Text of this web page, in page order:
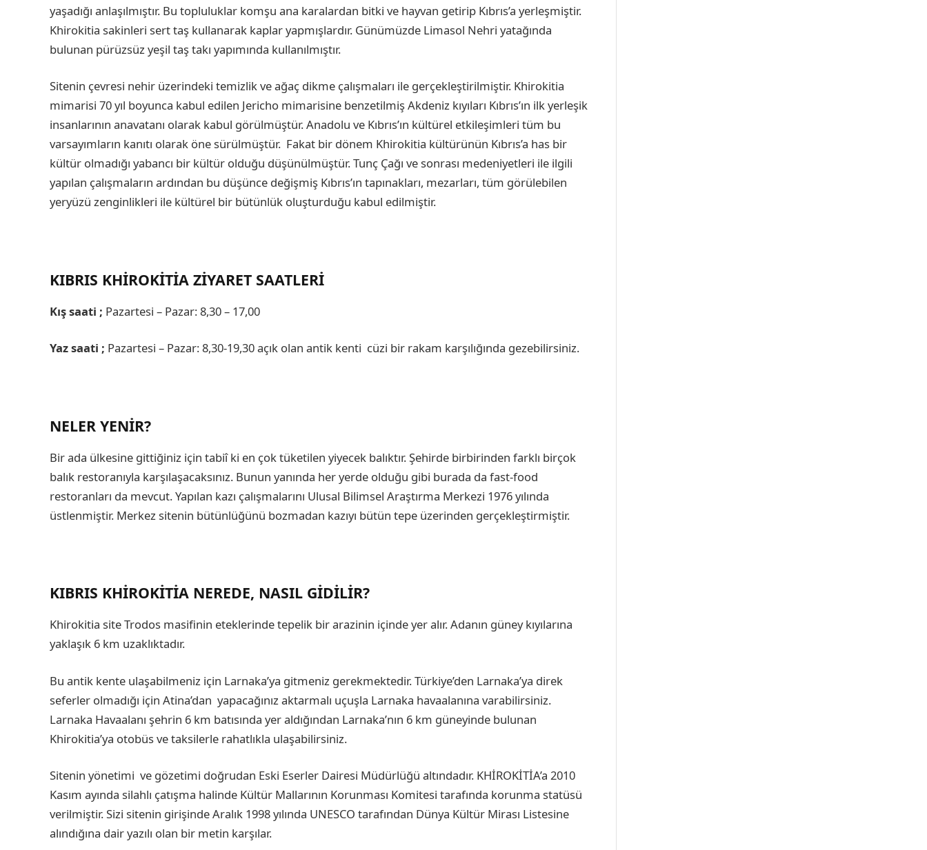
yaşadığı anlaşılmıştır. Bu topluluklar komşu ana karalardan bitki ve hayvan getirip Kıbrıs’a yerleşmiştir.
Khirokitia sakinleri sert taş kullanarak kaplar yapmışlardır. Günümüzde Limasol Nehri yatağında
bulunan pürüzsüz yeşil taş takı yapımında kullanılmıştır.
Sitenin çevresi nehir üzerindeki temizlik ve ağaç dikme çalışmaları ile gerçekleştirilmiştir. Khirokitia
mimarisi 70 yıl boyunca kabul edilen Jericho mimarisine benzetilmiş Akdeniz kıyıları Kıbrıs’ın ilk yerleşik
insanlarının anavatanı olarak kabul görülmüştür. Anadolu ve Kıbrıs’ın kültürel etkileşimleri tüm bu
varsayımların kanıtı olarak öne sürülmüştür. Fakat bir dönem Khirokitia kültürünün Kıbrıs’a has bir
kültür olmadığı yabancı bir kültür olduğu düşünülmüştür. Tunç Çağı ve sonrası medeniyetleri ile ilgili
yapılan çalışmaların ardından bu düşünce değişmiş Kıbrıs’ın tapınakları, mezarları, tüm görülebilen
yeryüzü zenginlikleri ile kültürel bir bütünlük oluşturduğu kabul edilmiştir.
KIBRIS KHIROKITIA ZIYARET SAATLERI
Kış saati ; Pazartesi – Pazar: 8,30 – 17,00
Yaz saati ; Pazartesi – Pazar: 8,30-19,30 açık olan antik kenti cüzi bir rakam karşılığında gezebilirsiniz.
NELER YENIR?
Bir ada ülkesine gittiğiniz için tabiî ki en çok tüketilen yiyecek balıktır. Şehirde birbirinden farklı birçok
balık restoranıyla karşılaşacaksınız. Bunun yanında her yerde olduğu gibi burada da fast-food
restoranları da mevcut. Yapılan kazı çalışmalarını Ulusal Bilimsel Araştırma Merkezi 1976 yılında
üstlenmiştir. Merkez sitenin bütünlüğünü bozmadan kazıyı bütün tepe üzerinden gerçekleştirmiştir.
KIBRIS KHIROKITIA NEREDE, NASIL GIDILIR?
Khirokitia site Trodos masifinin eteklerinde tepelik bir arazinin içinde yer alır. Adanın güney kıyılarına
yaklaşık 6 km uzaklıktadır.
Bu antik kente ulaşabilmeniz için Larnaka’ya gitmeniz gerekmektedir. Türkiye’den Larnaka’ya direk
seferler olmadığı için Atina’dan yapacağınız aktarmalı uçuşla Larnaka havaalanına varabilirsiniz.
Larnaka Havaalanı şehrin 6 km batısında yer aldığından Larnaka’nın 6 km güneyinde bulunan
Khirokitia’ya otobüs ve taksilerle rahatlıkla ulaşabilirsiniz.
Sitenin yönetimi ve gözetimi doğrudan Eski Eserler Dairesi Müdürlüğü altındadır. KHİROKİTİA’a 2010
Kasım ayında silahlı çatışma halinde Kültür Mallarının Korunması Komitesi tarafında korunma statüsü
verilmiştir. Sizi sitenin girişinde Aralık 1998 yılında UNESCO tarafından Dünya Kültür Mirası Listesine
alındığına dair yazılı olan bir metin karşılar.